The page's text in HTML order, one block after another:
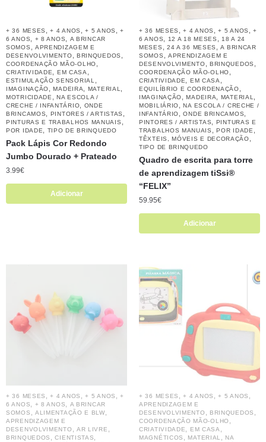
+ 36 MESES ,+ 4 ANOS ,+ 5 ANOS ,+
6 ANOS
+ 8 ANOS
A BRINCAR
SOMOS
APRENDIZAGEM E
DESENVOLVIMENTO
BRINQUEDOS
COORDENAÇÃO MÃO-OLHO
CRIATIVIDADE EM CASA
ESTIMULAÇÃO SENSORIAL
IMAGINAÇÃO ,MADEIRA MATERIAL
MOTRICIDADE ,NA ESCOLA /
CRECHE / INFANTÁRIO
ONDE
BRINCAMOS
PINTORES / ARTISTAS
PINTURAS E TRABALHOS MANUAIS
POR IDADE TIPO DE BRINQUEDO
Pack Lápis Cor Redondo
Jumbo Dourado + Prateado
3.99€
Adicionar
+ 36 MESES ,+ 4 ANOS ,+ 5 ANOS ,+
6 ANOS
12 A 18 MESES
18 A 24
MESES
24 A 36 MESES ,A BRINCAR
SOMOS
APRENDIZAGEM E
DESENVOLVIMENTO
BRINQUEDOS
COORDENAÇÃO MÃO-OLHO
CRIATIVIDADE EM CASA
EQUILÍBRIO E COORDENAÇÃO
IMAGINAÇÃO ,MADEIRA MATERIAL
MOBILIÁRIO ,NA ESCOLA / CRECHE /
INFANTÁRIO
,ONDE BRINCAMOS
PINTORES / ARTISTAS
PINTURAS E
TRABALHOS MANUAIS
,POR IDADE
TÊXTEIS, MÓVEIS E DECORAÇÃO
TIPO DE BRINQUEDO
Quadro de escrita para torre
de aprendizagem tiSsi®
“FELIX”
59.95€
Adicionar
+ 36 MESES ,+ 4 ANOS ,+ 5 ANOS ,+
6 ANOS
+ 8 ANOS
A BRINCAR
SOMOS
ALIMENTAÇÃO E BLW,
APRENDIZAGEM E
DESENVOLVIMENTO
AR LIVRE
BRINQUEDOS ,CIENTISTAS
+ 36 MESES ,+ 4 ANOS ,+ 5 ANOS
APRENDIZAGEM E
DESENVOLVIMENTO
BRINQUEDOS
COORDENAÇÃO MÃO-OLHO
CRIATIVIDADE EM CASA
MAGNÉTICOS MATERIAL
NA